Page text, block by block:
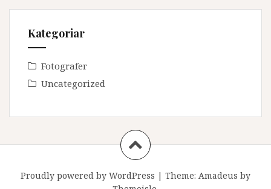
Kategoriar
Fotografer
Uncategorized
Proudly powered by WordPress | Theme: Amadeus by